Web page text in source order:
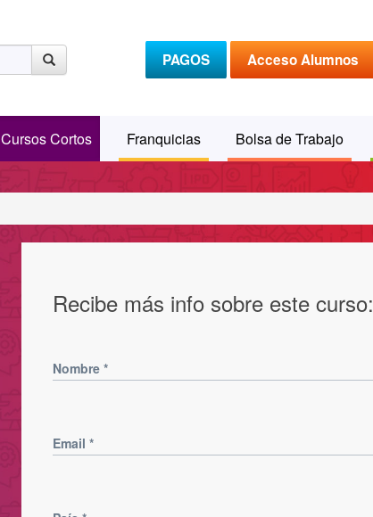
PAGOS Acceso Alumnos
Cursos Cortos Franquicias Bolsa de Trabajo
Recibe más info sobre este curso:
Nombre *
Email *